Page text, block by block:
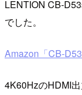
LENTION CB-
でした。
Amazon「CB-
4K60HzのHDMI